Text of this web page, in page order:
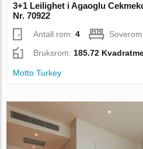
3+1 Leilighet i Agaoglu
Nr. 70922
Antall rom:4
Bruksrom:185.72
Motto Turkey